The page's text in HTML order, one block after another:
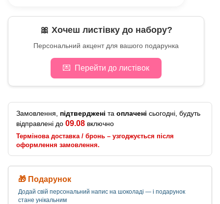
🎀 Хочеш листівку до набору?
Персональний акцент для вашого подарунка
💌 Перейти до листівок
Замовлення, підтверджені та оплачені сьогодні, будуть
відправлені до 09.08 включно
Термінова доставка / бронь – узгоджується після
оформлення замовлення.
🎁 Подарунок
Додай свій персональний напис на шоколаді — і подарунок
стане унікальним